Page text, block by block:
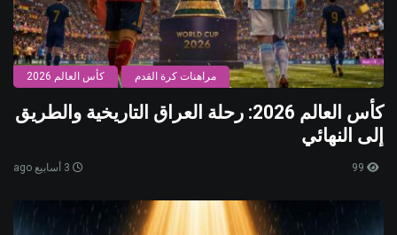
مراهنات كرة القدم كأس العالم 2026
كأس العالم 2026: رحلة العراق التاريخية والطريق
إلى النهائي